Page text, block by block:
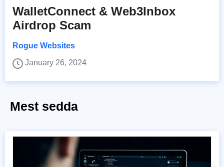
WalletConnect & Web3Inbox
Airdrop Scam
Rogue Websites
January 26, 2024
Mest sedda